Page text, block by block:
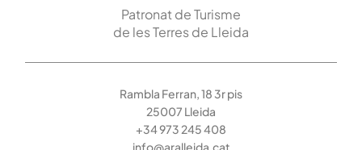
Patronat de Turisme
de les Terres de Lleida
Rambla Ferran, 18 3r pis
25007 Lleida
+34 973 245 408
info@aralleida.cat